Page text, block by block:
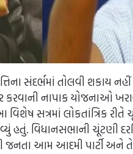
સંદર્ભમાં તોલવી શકાય
કરવાની નાપાક યોજનાઓ
વિશેષ સત્રમાં લોકતાંત્રિક
હતું. વિધાનસભાની ચૂંટણી
જનતા આમ આદમી પાર્ટી અને